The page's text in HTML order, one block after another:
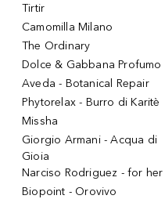
Tirtir
Camomilla Milano
The Ordinary
Dolce & Gabbana Profumo
Aveda - Botanical Repair
Phytorelax - Burro di Karitè
Missha
Giorgio Armani - Acqua di
Gioia
Narciso Rodriguez - for her
Biopoint - Orovivo